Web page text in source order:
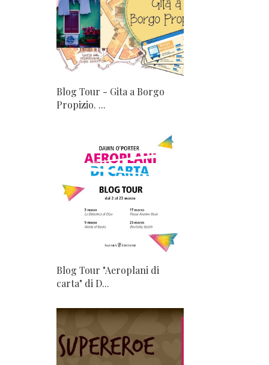
Blog Tour - Gita a Borgo
Propizio. ...
Blog Tour "Aeroplani di
carta" di D...